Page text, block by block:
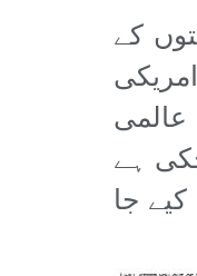
کے
ہے
جا